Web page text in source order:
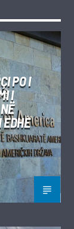
PO I
I